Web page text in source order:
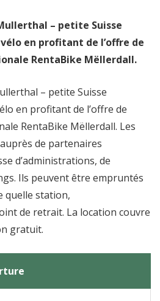
– petite Suisse
en profitant de l’offre de
RentaBike Mëllerdall.
– petite Suisse
en profitant de l’offre de
RentaBike Mëllerdall. Les
de partenaires
d’administrations, de
Ils peuvent être empruntés
quelle station,
de retrait. La location couvre
gratuit.